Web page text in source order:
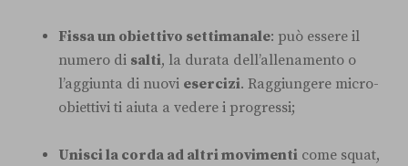
Fissa un obiettivo settimanale: può essere il
numero di salti, la durata dell’allenamento o
l’aggiunta di nuovi esercizi. Raggiungere micro-
obiettivi ti aiuta a vedere i progressi;
Unisci la corda ad altri movimenti come squat,